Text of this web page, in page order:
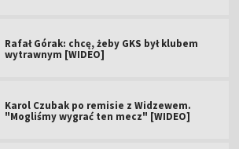
Rafał Górak: chcę, żeby GKS był klubem
wytrawnym [WIDEO]
Karol Czubak po remisie z Widzewem.
"Mogliśmy wygrać ten mecz" [WIDEO]